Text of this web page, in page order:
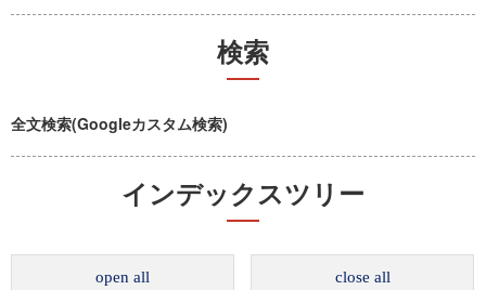
検索
全文検索(Googleカスタム検索)
インデックスツリー
open all close all